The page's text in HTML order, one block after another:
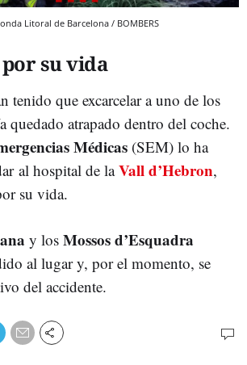
Litoral de Barcelona / BOMBERS
su vida
tenido que excarcelar a uno de los
quedado atrapado dentro del coche.
Médicas (SEM) lo ha
al hospital de laVall d’Hebron,
su vida.
y los Mossos d’Esquadra
al lugar y, por el momento, se
del accidente.